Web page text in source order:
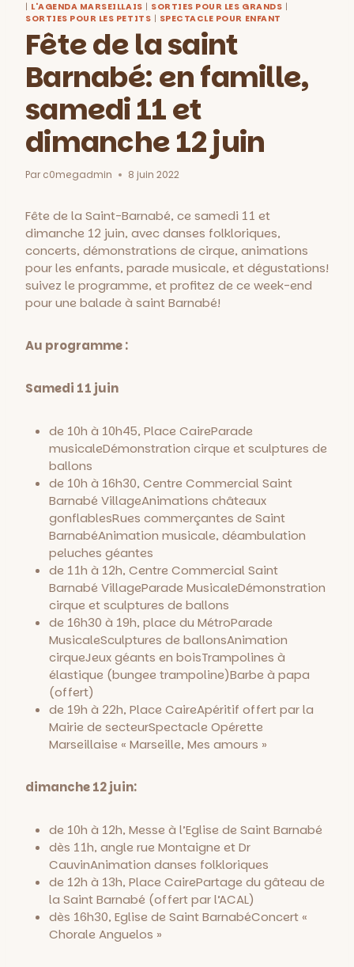
| L'AGENDA MARSEILLAIS | SORTIES POUR LES GRANDS |
SORTIES POUR LES PETITS | SPECTACLE POUR ENFANT
Fête de la saint
Barnabé: en famille,
samedi 11 et
dimanche 12 juin
Par c0megadmin 8 juin 2022
Fête de la Saint-Barnabé, ce samedi 11 et
dimanche 12 juin, avec danses folkloriques,
concerts, démonstrations de cirque, animations
pour les enfants, parade musicale, et dégustations!
suivez le programme, et profitez de ce week-end
pour une balade à saint Barnabé!
Au programme :
Samedi 11 juin
de 10h à 10h45, Place CaireParade
musicaleDémonstration cirque et sculptures de
ballons
de 10h à 16h30, Centre Commercial Saint
Barnabé VillageAnimations châteaux
gonflablesRues commerçantes de Saint
BarnabéAnimation musicale, déambulation
peluches géantes
de 11h à 12h, Centre Commercial Saint
Barnabé VillageParade MusicaleDémonstration
cirque et sculptures de ballons
de 16h30 à 19h, place du MétroParade
MusicaleSculptures de ballonsAnimation
cirqueJeux géants en boisTrampolines à
élastique (bungee trampoline)Barbe à papa
(offert)
de 19h à 22h, Place CaireApéritif offert par la
Mairie de secteurSpectacle Opérette
Marseillaise « Marseille, Mes amours »
dimanche 12 juin:
de 10h à 12h, Messe à l’Eglise de Saint Barnabé
dès 11h, angle rue Montaigne et Dr
CauvinAnimation danses folkloriques
de 12h à 13h, Place CairePartage du gâteau de
la Saint Barnabé (offert par l’ACAL)
dès 16h30, Eglise de Saint BarnabéConcert «
Chorale Anguelos »